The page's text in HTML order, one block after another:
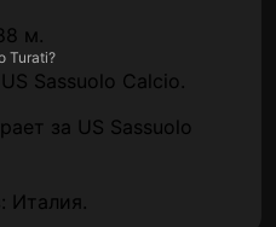
м.
Turati?
Sassuolo Calcio.
за US Sassuolo
Италия.